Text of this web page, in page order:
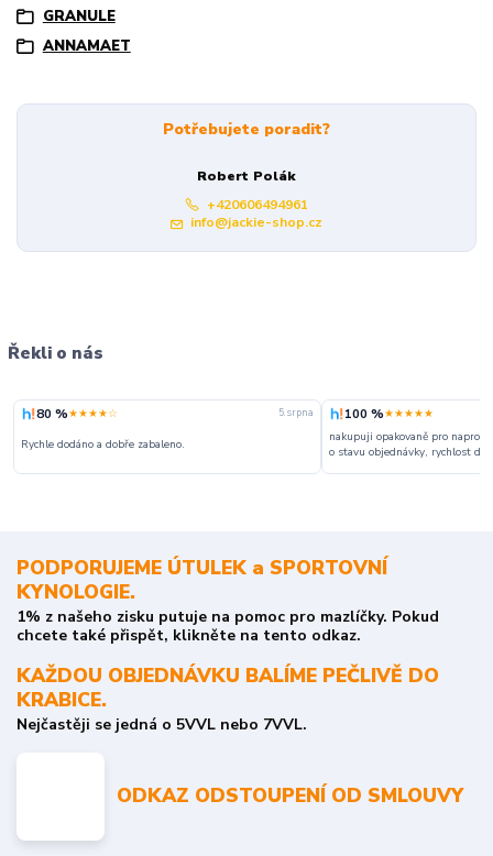
GRANULE
ANNAMAET
Potřebujete poradit?
Robert Polák
+420606494961
info@jackie-shop.cz
Řekli o nás
80 %★★★★☆ 5. srpna
Rychle dodáno a dobře zabaleno.
100 %★★★★★
nakupuji opakovaně pro
o stavu objednávky, rychlost
PODPORUJEME ÚTULEK a SPORTOVNÍ
KYNOLOGIE.
1% z našeho zisku putuje na pomoc pro mazlíčky. Pokud
chcete také přispět, klikněte na tento odkaz.
KAŽDOU OBJEDNÁVKU BALÍME PEČLIVĚ DO
KRABICE.
Nejčastěji se jedná o 5VVL nebo 7VVL.
ODKAZ ODSTOUPENÍ OD SMLOUVY